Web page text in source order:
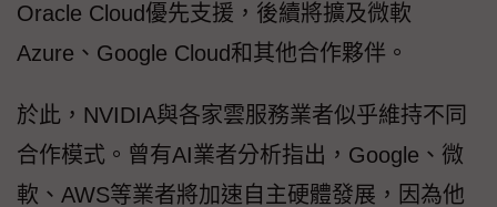
Oracle Cloud優先支援，後續將擴及微軟
Azure、Google Cloud和其他合作夥伴。
於此，NVIDIA與各家雲服務業者似乎維持不同
合作模式。曾有AI業者分析指出，Google、微
軟、AWS等業者將加速自主硬體發展，因為他